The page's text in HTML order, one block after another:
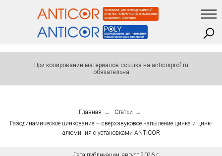
При копировании материалов ссылка на anticorprof.ru
обязательна
Главная → Статьи →
Газодинамическое цинкование — сверхзвуковое напыление цинка и цинк-
алюминия с установками ANTICOR